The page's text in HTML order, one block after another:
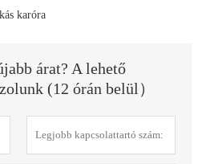
karóra
árat? A lehető
(12 órán belül）